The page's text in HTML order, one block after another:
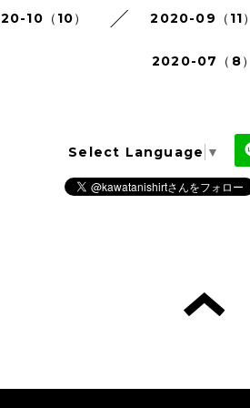
10（10） 2020-09（11）
2020-07（8）
Select Language ▼